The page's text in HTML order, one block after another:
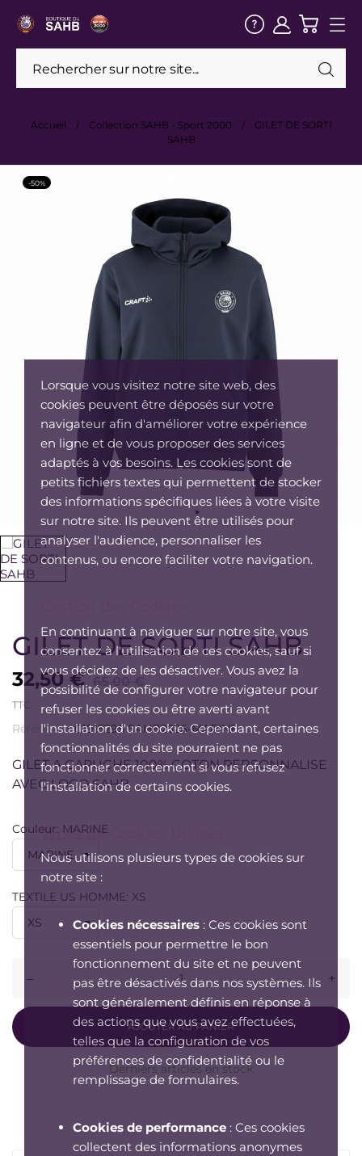
Lorsque vous visitez notre site web, des
cookies peuvent être déposés sur votre
navigateur afin d'améliorer votre expérience
en ligne et de vous proposer des services
adaptés à vos besoins. Les cookies sont de
petits fichiers textes qui permettent de stocker
des informations spécifiques liées à votre visite
sur notre site. Ils peuvent être utilisés pour
analyser l'audience, personnaliser les
contenus, ou encore faciliter votre navigation.
En continuant à naviguer sur notre site, vous
consentez à l'utilisation de ces cookies, sauf si
vous décidez de les désactiver. Vous avez la
possibilité de configurer votre navigateur pour
refuser les cookies ou être averti avant
l'installation d'un cookie. Cependant, certaines
fonctionnalités du site pourraient ne pas
fonctionner correctement si vous refusez
l'installation de certains cookies.
Types de Cookies Utilisés
Nous utilisons plusieurs types de cookies sur
notre site :
Cookies nécessaires : Ces cookies sont
essentiels pour permettre le bon
fonctionnement du site et ne peuvent
pas être désactivés dans nos systèmes. Ils
sont généralement définis en réponse à
des actions que vous avez effectuées,
telles que la configuration de vos
préférences de confidentialité ou le
remplissage de formulaires.
Cookies de performance : Ces cookies
collectent des informations anonymes
Accueil Collection SAHB - Sport 2000
GILET DE SORTI
SAHB
-50%
GILET DE SORTI SAHB
32,50 € 65,00 €
TTC
Référence: C1915295 SAHB2526-MARINE
GILET A CAPUCHE 100% COTON PERSONNALISE
AVEC LOGO SAHB
Couleur: MARINE
TEXTILE US HOMME: XS
– +
AJOUTER AU PANIER
Derniers articles en stock